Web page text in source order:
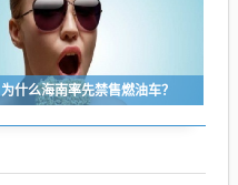
为什么海南率先禁售燃油车？